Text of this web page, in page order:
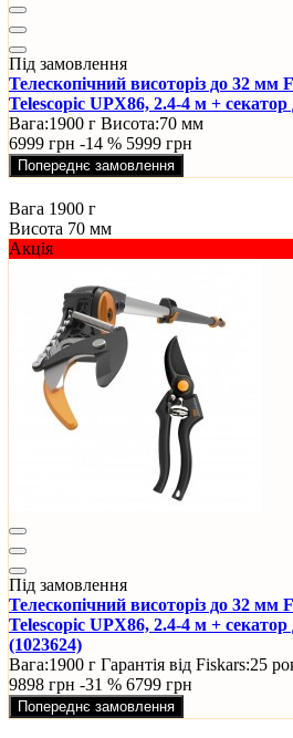
Під замовлення
Телескопічний висоторіз до 32
Telescopic UPX86, 2.4-4 м +
Вага:1900 г Висота:70 мм
6999 грн -14 % 5999 грн
Попереднє замовлення
Вага 1900 г
Висота 70 мм
Акція
Під замовлення
Телескопічний висоторіз до 32
Telescopic UPX86, 2.4-4 м +
(1023624)
Вага:1900 г Гарантія від Fiskars:25
9898 грн -31 % 6799 грн
Попереднє замовлення